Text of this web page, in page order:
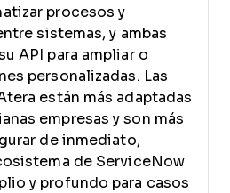
procesos y
sistemas, y ambas
API para ampliar o
personalizadas. Las
están más adaptadas
empresas y son más
de inmediato,
de ServiceNow
y profundo para casos